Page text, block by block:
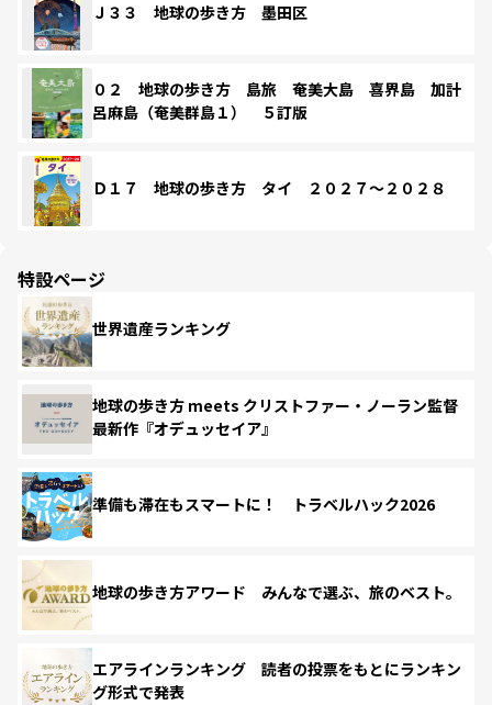
Ｊ３３ 地球の歩き方 墨田区
０２ 地球の歩き方 島旅 奄美大島 喜界島 加計
呂麻島（奄美群島１） ５訂版
Ｄ１７ 地球の歩き方 タイ ２０２７～２０２８
特設ページ
世界遺産ランキング
地球の歩き方 meets クリストファー・ノーラン監督
最新作『オデュッセイア』
準備も滞在もスマートに！ トラベルハック2026
地球の歩き方アワード みんなで選ぶ、旅のベスト。
エアラインランキング 読者の投票をもとにランキン
グ形式で発表